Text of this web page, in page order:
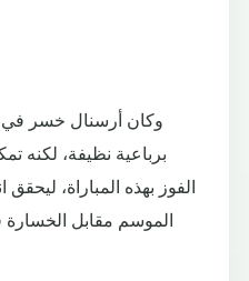
وكان أرسنال خسر في
برباعية نظيفة، لكنه
الفوز بهذه المباراة،
الموسم مقابل الخسارة